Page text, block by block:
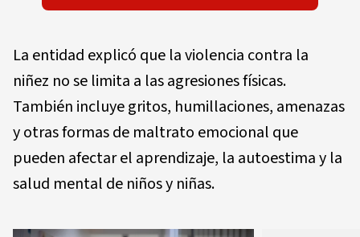
La entidad explicó que la violencia contra la
niñez no se limita a las agresiones físicas.
También incluye gritos, humillaciones, amenazas
y otras formas de maltrato emocional que
pueden afectar el aprendizaje, la autoestima y la
salud mental de niños y niñas.